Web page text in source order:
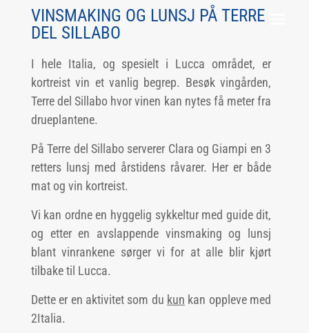
VINSMAKING OG LUNSJ PÅ TERRE
DEL SILLABO
I hele Italia, og spesielt i Lucca området, er
kortreist vin et vanlig begrep. Besøk vingården,
Terre del Sillabo hvor vinen kan nytes få meter fra
drueplantene.
På Terre del Sillabo serverer Clara og Giampi en 3
retters lunsj med årstidens råvarer. Her er både
mat og vin kortreist.
Vi kan ordne en hyggelig sykkeltur med guide dit,
og etter en avslappende vinsmaking og lunsj
blant vinrankene sørger vi for at alle blir kjørt
tilbake til Lucca.
Dette er en aktivitet som du kun kan oppleve med
2Italia.